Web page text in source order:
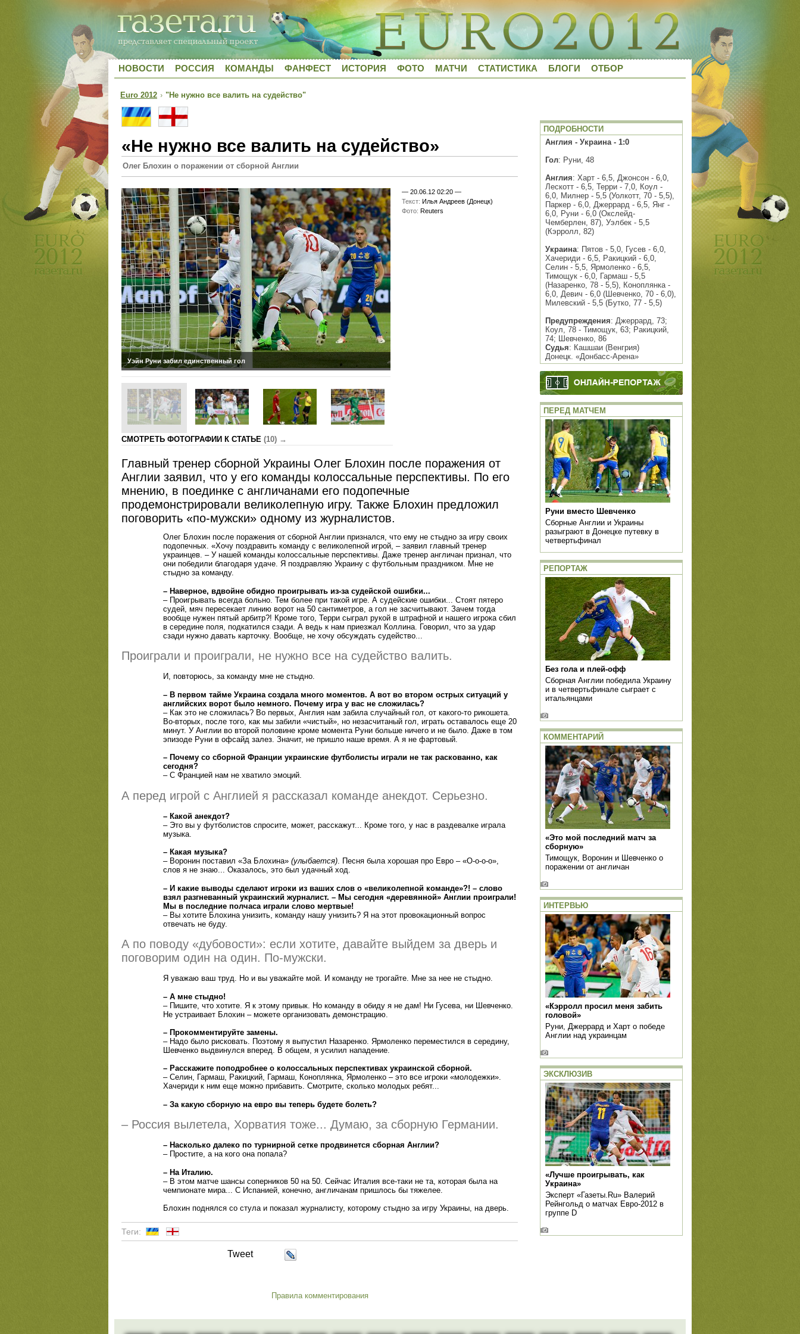
НОВОСТИ РОССИЯ КОМАНДЫ ФАНФЕСТ ИСТОРИЯ ФОТО МАТЧИ СТАТИСТИКА БЛОГИ ОТБОР
Euro 2012 › "Не нужно все валить на судейство"
«Не нужно все валить на судейство»
Олег Блохин о поражении от сборной Англии
Уэйн Руни забил единственный гол
CМОТРЕТЬ ФОТОГРАФИИ К СТАТЬЕ (10) →
— 20.06.12 02:20 —
Текст: Илья Андреев (Донецк)
Фото: Reuters
Главный тренер сборной Украины Олег Блохин после поражения от
Англии заявил, что у его команды колоссальные перспективы. По его
мнению, в поединке с англичанами его подопечные
продемонстрировали великолепную игру. Также Блохин предложил
поговорить «по-мужски» одному из журналистов.
Олег Блохин после поражения от сборной Англии признался, что ему не стыдно за игру своих
подопечных. «Хочу поздравить команду с великолепной игрой, – заявил главный тренер
украинцев. – У нашей команды колоссальные перспективы. Даже тренер англичан признал, что
они победили благодаря удаче. Я поздравляю Украину с футбольным праздником. Мне не
стыдно за команду.
– Наверное, вдвойне обидно проигрывать из-за судейской ошибки...
– Проигрывать всегда больно. Тем более при такой игре. А судейские ошибки... Стоят пятеро
судей, мяч пересекает линию ворот на 50 сантиметров, а гол не засчитывают. Зачем тогда
вообще нужен пятый арбитр?! Кроме того, Терри сыграл рукой в штрафной и нашего игрока сбил
в середине поля, подкатился сзади. А ведь к нам приезжал Коллина. Говорил, что за удар
сзади нужно давать карточку. Вообще, не хочу обсуждать судейство...
Проиграли и проиграли, не нужно все на судейство валить.
И, повторюсь, за команду мне не стыдно.
– В первом тайме Украина создала много моментов. А вот во втором острых ситуаций у
английских ворот было немного. Почему игра у вас не сложилась?
– Как это не сложилась? Во первых, Англия нам забила случайный гол, от какого-то рикошета.
Во-вторых, после того, как мы забили «чистый», но незасчитаный гол, играть оставалось еще 20
минут. У Англии во второй половине кроме момента Руни больше ничего и не было. Даже в том
эпизоде Руни в офсайд залез. Значит, не пришло наше время. А я не фартовый.
– Почему со сборной Франции украинские футболисты играли не так раскованно, как
сегодня?
– С Францией нам не хватило эмоций.
А перед игрой с Англией я рассказал команде анекдот. Серьезно.
– Какой анекдот?
– Это вы у футболистов cпросите, может, расскажут... Кроме того, у нас в раздевалке играла
музыка.
– Какая музыка?
– Воронин поставил «За Блохина» (улыбается). Песня была хорошая про Евро – «О-о-о-о»,
слов я не знаю... Оказалось, это был удачный ход.
– И какие выводы сделают игроки из ваших слов о «великолепной команде»?! – слово
взял разгневанный украинский журналист. – Мы сегодня «деревянной» Англии проиграли!
Мы в последние полчаса играли слово мертвые!
– Вы хотите Блохина унизить, команду нашу унизить? Я на этот провокационный вопрос
отвечать не буду.
А по поводу «дубовости»: если хотите, давайте выйдем за дверь и
поговорим один на один. По-мужски.
Я уважаю ваш труд. Но и вы уважайте мой. И команду не трогайте. Мне за нее не стыдно.
– А мне стыдно!
– Пишите, что хотите. Я к этому привык. Но команду в обиду я не дам! Ни Гусева, ни Шевченко.
Не устраивает Блохин – можете организовать демонстрацию.
– Прокомментируйте замены.
– Надо было рисковать. Поэтому я выпустил Назаренко. Ярмоленко переместился в середину,
Шевченко выдвинулся вперед. В общем, я усилил нападение.
– Расскажите поподробнее о колоссальных перспективах украинской сборной.
– Селин, Гармаш, Ракицкий, Гармаш, Коноплянка, Ярмоленко – это все игроки «молодежки».
Хачериди к ним еще можно прибавить. Смотрите, сколько молодых ребят...
– За какую сборную на евро вы теперь будете болеть?
– Россия вылетела, Хорватия тоже... Думаю, за сборную Германии.
– Насколько далеко по турнирной сетке продвинется сборная Англии?
– Простите, а на кого она попала?
– На Италию.
– В этом матче шансы соперников 50 на 50. Сейчас Италия все-таки не та, которая была на
чемпионате мира... С Испанией, конечно, англичанам пришлось бы тяжелее.
Блохин поднялся со стула и показал журналисту, которому стыдно за игру Украины, на дверь.
Теги:
Tweet
Правила комментирования
ПОДРОБНОСТИ
Англия - Украина - 1:0
Гол: Руни, 48
Англия: Харт - 6,5, Джонсон - 6,0,
Лескотт - 6,5, Терри - 7,0, Коул -
6,0, Милнер - 5,5 (Уолкотт, 70 - 5,5),
Паркер - 6,0, Джеррард - 6,5, Янг -
6,0, Руни - 6,0 (Окслейд-
Чемберлен, 87), Уэлбек - 5,5
(Кэрролл, 82)
Украина: Пятов - 5,0, Гусев - 6,0,
Хачериди - 6,5, Ракицкий - 6,0,
Селин - 5,5, Ярмоленко - 6,5,
Тимощук - 6,0, Гармаш - 5,5
(Назаренко, 78 - 5,5), Коноплянка -
6,0, Девич - 6,0 (Шевченко, 70 - 6,0),
Милевский - 5,5 (Бутко, 77 - 5,5)
Предупреждения: Джеррард, 73;
Коул, 78 - Тимощук, 63; Ракицкий,
74; Шевченко, 86
Судья: Кашшаи (Венгрия)
Донецк. «Донбасс-Арена»
ПЕРЕД МАТЧЕМ
Руни вместо Шевченко
Сборные Англии и Украины
разыграют в Донецке путевку в
четвертьфинал
РЕПОРТАЖ
Без гола и плей-офф
Сборная Англии победила Украину
и в четвертьфинале сыграет с
итальянцами
КОММЕНТАРИЙ
«Это мой последний матч за
сборную»
Тимощук, Воронин и Шевченко о
поражении от англичан
ИНТЕРВЬЮ
«Кэрролл просил меня забить
головой»
Руни, Джеррард и Харт о победе
Англии над украинцам
ЭКСКЛЮЗИВ
«Лучше проигрывать, как
Украина»
Эксперт «Газеты.Ru» Валерий
Рейнгольд о матчах Евро-2012 в
группе D